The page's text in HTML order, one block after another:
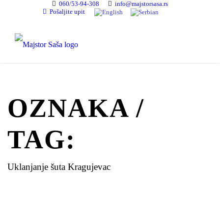
060/53-94-308
info@majstorsasa.rs
Pošaljite upit
OZNAKA /
TAG:
Uklanjanje šuta Kragujevac